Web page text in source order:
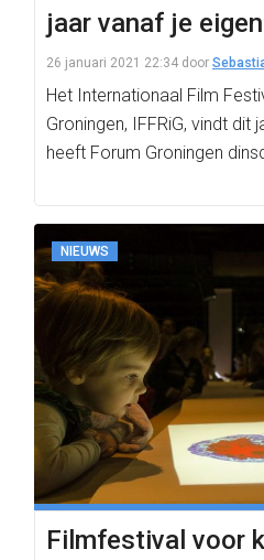
jaar vanaf je
26 januari 2021 22:34 door
Het Internationaal Film
Groningen, IFFRiG, vindt dit
heeft Forum Groningen
NIEUWS
Filmfestival voor